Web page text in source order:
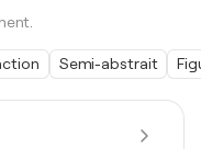
Semi-abstrait